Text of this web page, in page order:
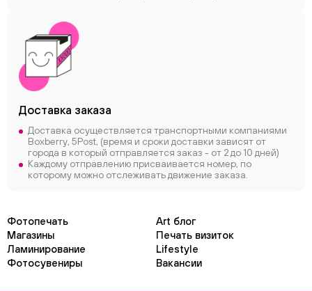
Доставка заказа
Доставка осуществляется транспортными компаниями
Boxberry, 5Post, (время и сроки доставки зависят от
города в который отправляется заказ - от 2 до 10 дней)
Каждому отправлению присваивается номер, по
которому можно отслеживать движение заказа.
Фотопечать
Art блог
Магазины
Печать визиток
Ламинирование
Lifestyle
Фотосувениры
Вакансии